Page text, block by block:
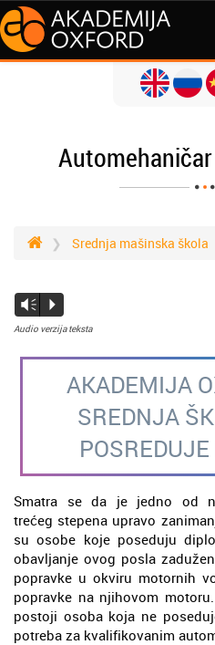
Srednja mašinska škola
Vm
P
Audio verzija teksta
AKADEMIJA
SREDNJA
Smatra se da je jedno od
trećeg stepena upravo
su osobe koje poseduju
obavljanje ovog posla
popravke u okviru motornih
popravke na njihovom
postoji osoba koja ne
potreba za kvalifikovanim